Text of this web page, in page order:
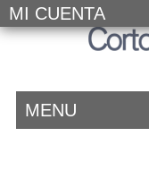
MI CUENTA
MENU